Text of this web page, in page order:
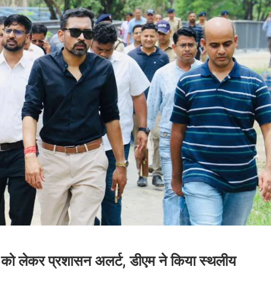
को लेकर प्रशासन अलर्ट, डीएम ने किया स्थलीय